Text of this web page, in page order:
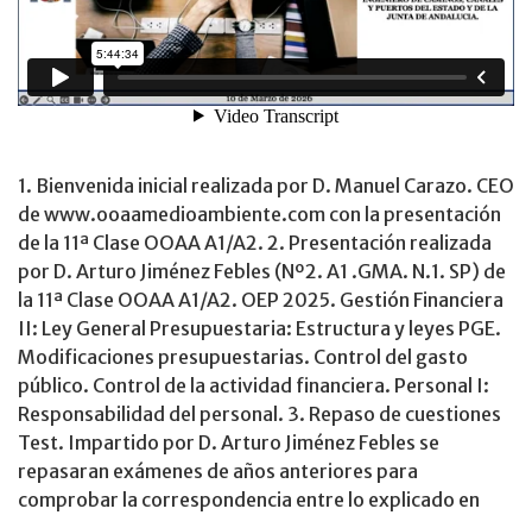
1. Bienvenida inicial realizada por D. Manuel Carazo. CEO
de www.ooaamedioambiente.com con la presentación
de la 11ª Clase OOAA A1/A2. 2. Presentación realizada
por D. Arturo Jiménez Febles (Nº2. A1 .GMA. N.1. SP) de
la 11ª Clase OOAA A1/A2. OEP 2025. Gestión Financiera
II: Ley General Presupuestaria: Estructura y leyes PGE.
Modificaciones presupuestarias. Control del gasto
público. Control de la actividad financiera. Personal I:
Responsabilidad del personal. 3. Repaso de cuestiones
Test. Impartido por D. Arturo Jiménez Febles se
repasaran exámenes de años anteriores para
comprobar la correspondencia entre lo explicado en